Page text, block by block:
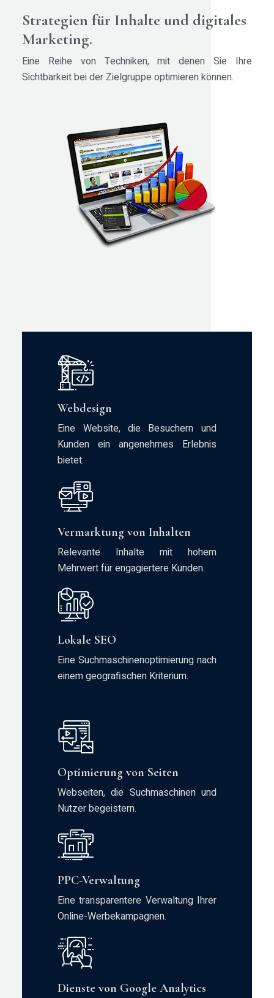
Strategien für Inhalte und digitales
Marketing.
Eine Reihe von Techniken, mit denen Sie Ihre
Sichtbarkeit bei der Zielgruppe optimieren können.
Webdesign
Eine Website, die Besuchern und
Kunden ein angenehmes Erlebnis
bietet.
Vermarktung von Inhalten
Relevante Inhalte mit hohem
Mehrwert für engagiertere Kunden.
Lokale SEO
Eine Suchmaschinenoptimierung nach
einem geografischen Kriterium.
Optimierung von Seiten
Webseiten, die Suchmaschinen und
Nutzer begeistern.
PPC-Verwaltung
Eine transparentere Verwaltung Ihrer
Online-Werbekampagnen.
Dienste von Google Analytics